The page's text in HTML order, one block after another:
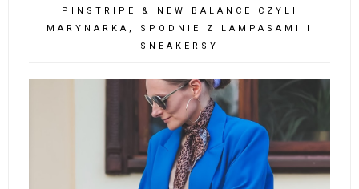
PINSTRIPE & NEW BALANCE CZYLI
MARYNARKA, SPODNIE Z LAMPASAMI I
SNEAKERSY